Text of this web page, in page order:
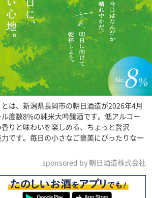
とは、新潟県長岡市の朝日酒造が2026年4月
度数8%の純米大吟醸酒です。低アルコー
りと味わいを楽しめる、ちょっと贅沢
です。毎日の小さなご褒美にぴったりな一
sponsored by 朝日酒造株式会社